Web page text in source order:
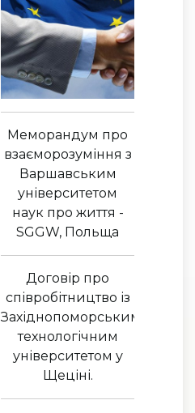
Меморандум про
взаєморозуміння з
Варшавським
університетом
наук про життя -
SGGW, Польща
Договір про
співробітництво із
Західнопоморським
технологічним
університетом у
Щеціні.